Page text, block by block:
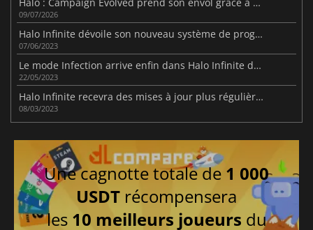
09/07/2026
Halo Infinite dévoile son nouveau système de progression
07/06/2023
Le mode Infection arrive enfin dans Halo Infinite dans la Saison 4
22/05/2023
Halo Infinite recevra des mises à jour plus régulières
08/03/2023
Une cagnotte totale de 1 000
USDT récompensera
les 10 meilleurs joueurs du